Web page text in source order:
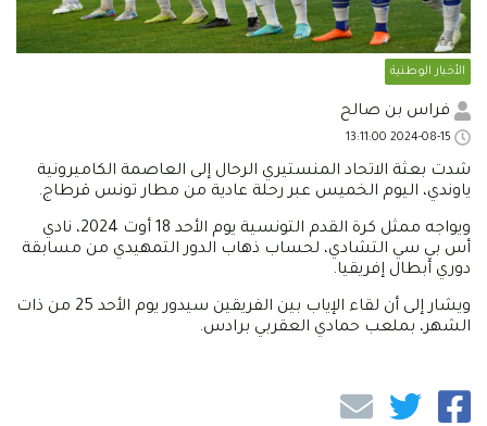
الأخبار الوطنية
فراس بن صالح
شدت بعثة الاتحاد المنستيري الرحال إلى العاصمة الكاميرونية
ياوندي، اليوم الخميس عبر رحلة عادية من مطار تونس قرطاج.
ويواجه ممثل كرة القدم التونسية يوم الأحد 18 أوت 2024، نادي
أس بي سي التشادي، لحساب ذهاب الدور التمهيدي من مسابقة
دوري أبطال إفريقيا.
ويشار إلى أن لقاء الإياب بين الفريقين سيدور يوم الأحد 25 من ذات
الشهر، بملعب حمادي العقربي برادس.